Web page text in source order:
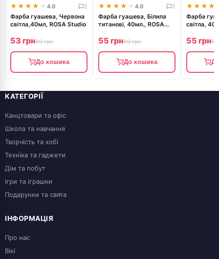
★★★★★
★★★★★ 4.0 2
Фарба гуашева, Червона
світла,40мл, ROSA Studio
53 грн60 грн
До кошика
★★★★★
★★★★★ 4.0 2
Фарба гуашева, Білила
титанові, 40мл., ROSA
55 грн60 грн
До кошика
Фарба
світла,
55 грн60
КАТЕГОРІЇ
Канцтовари та офіс
Школа та навчання
Творчість та хобі
Техніка та гаджети
Дім та побут
Ігри та іграшки
Подарунки та свята
ІНФОРМАЦІЯ
Про нас
Вікі